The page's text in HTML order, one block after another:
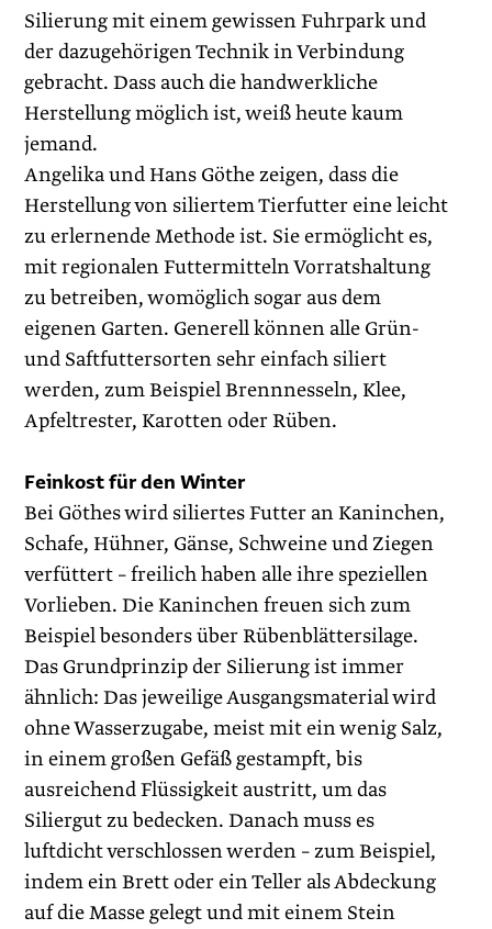
Silierung mit einem gewissen Fuhrpark und
der dazugehörigen Technik in Verbindung
gebracht. Dass auch die handwerkliche
Herstellung möglich ist, weiß heute kaum
jemand.
Angelika und Hans Göthe zeigen, dass die
Herstellung von siliertem Tierfutter eine leicht
zu erlernende Methode ist. Sie ermöglicht es,
mit regionalen Futtermitteln Vorratshaltung
zu betreiben, womöglich sogar aus dem
eigenen Garten. Generell können alle Grün-
und Saftfuttersorten sehr einfach siliert
werden, zum Beispiel Brennnesseln, Klee,
Apfeltrester, Karotten oder Rüben.
Feinkost für den Winter
Bei Göthes wird siliertes Futter an Kaninchen,
Schafe, Hühner, Gänse, Schweine und Ziegen
verfüttert – freilich haben alle ihre speziellen
Vorlieben. Die Kaninchen freuen sich zum
Beispiel besonders über Rübenblättersilage.
Das Grundprinzip der Silierung ist immer
ähnlich: Das jeweilige Ausgangsmaterial wird
ohne Wasserzugabe, meist mit ein wenig Salz,
in einem großen Gefäß gestampft, bis
ausreichend Flüssigkeit austritt, um das
Siliergut zu bedecken. Danach muss es
luftdicht verschlossen werden – zum Beispiel,
indem ein Brett oder ein Teller als Abdeckung
auf die Masse gelegt und mit einem Stein